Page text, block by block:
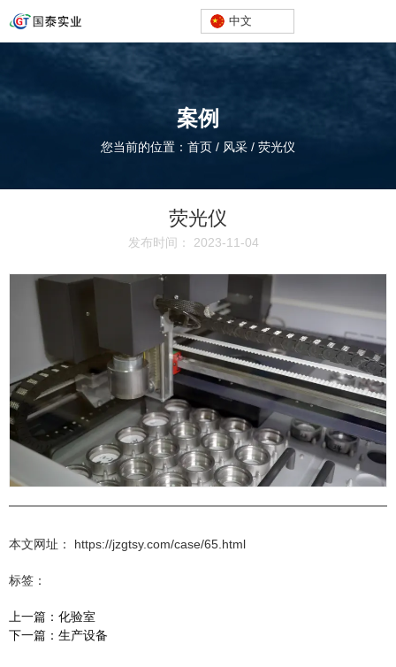
中文
案例
您当前的位置：首页 / 风采 / 荧光仪
荧光仪
发布时间： 2023-11-04
本文网址： https://jzgtsy.com/case/65.html
标签：
上一篇： 化验室
下一篇： 生产设备